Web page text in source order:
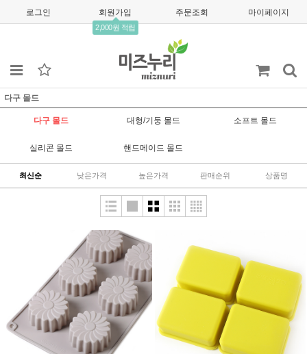
로그인 회원가입
2,000원 적립
주문조회 마이페이지
다구 몰드
다구 몰드 대형/기둥 몰드 소프트 몰드
실리콘 몰드 핸드메이드 몰드
최신순 낮은가격 높은가격 판매순위 상품명